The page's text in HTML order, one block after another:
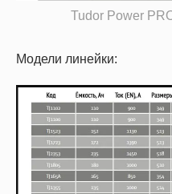
Tudor Power
Модели линейки: